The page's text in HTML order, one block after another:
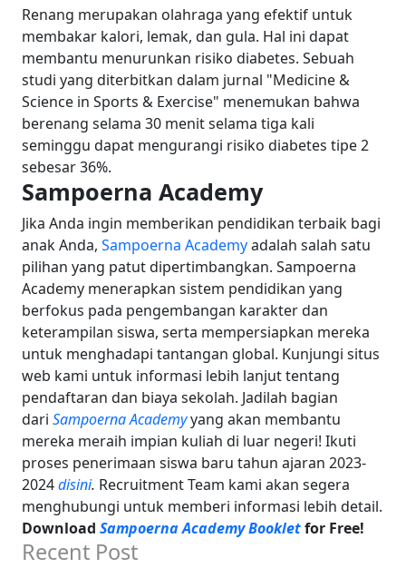
Renang merupakan olahraga yang efektif untuk
membakar kalori, lemak, dan gula. Hal ini dapat
membantu menurunkan risiko diabetes. Sebuah
studi yang diterbitkan dalam jurnal "Medicine &
Science in Sports & Exercise" menemukan bahwa
berenang selama 30 menit selama tiga kali
seminggu dapat mengurangi risiko diabetes tipe 2
sebesar 36%.
Sampoerna Academy
Jika Anda ingin memberikan pendidikan terbaik bagi
anak Anda, Sampoerna Academyadalah salah satu
pilihan yang patut dipertimbangkan. Sampoerna
Academy menerapkan sistem pendidikan yang
berfokus pada pengembangan karakter dan
keterampilan siswa, serta mempersiapkan mereka
untuk menghadapi tantangan global. Kunjungi situs
web kami untuk informasi lebih lanjut tentang
pendaftaran dan biaya sekolah. Jadilah bagian
dari Sampoerna Academyyang akan membantu
mereka meraih impian kuliah di luar negeri! Ikuti
proses penerimaan siswa baru tahun ajaran 2023-
2024disini. Recruitment Team kami akan segera
menghubungi untuk memberi informasi lebih detail.
Download Sampoerna Academy Bookletfor Free!
Recent Post